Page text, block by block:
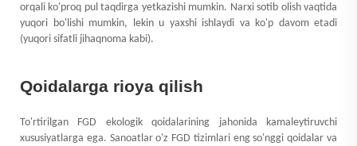
orqali ko'proq pul taqdirga yetkazishi mumkin. Narxi sotib olish vaqtida
yuqori bo'lishi mumkin, lekin u yaxshi ishlaydi va ko'p davom etadi
(yuqori sifatli jihaqnoma kabi).
Qoidalarga rioya qilish
To'rtirilgan FGD ekologik qoidalarining jahonida kamaleytiruvchi
xususiyatlarga ega. Sanoatlar o'z FGD tizimlari eng so'nggi qoidalar va